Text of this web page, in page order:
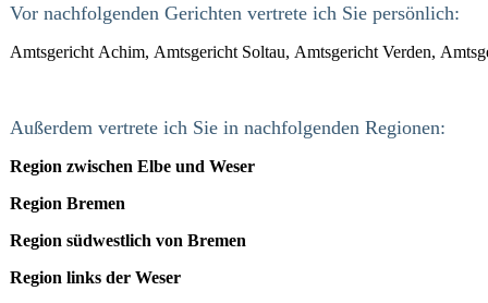
Vor nachfolgenden Gerichten vertrete ich Sie persönlich:
Amtsgericht Achim, Amtsgericht Soltau, Amtsgericht Verden,
Außerdem vertrete ich Sie in nachfolgenden Regionen:
Region zwischen Elbe und Weser
Region Bremen
Region südwestlich von Bremen
Region links der Weser